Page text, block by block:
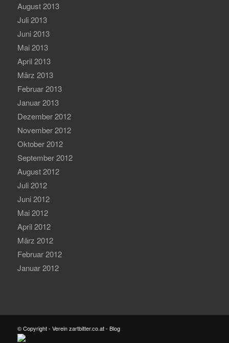
August 2013
Juli 2013
Juni 2013
Mai 2013
April 2013
März 2013
Februar 2013
Januar 2013
Dezember 2012
November 2012
Oktober 2012
September 2012
August 2012
Juli 2012
Juni 2012
Mai 2012
April 2012
März 2012
Februar 2012
Januar 2012
© Copyright - Verein zartbitter.co.at - Blog